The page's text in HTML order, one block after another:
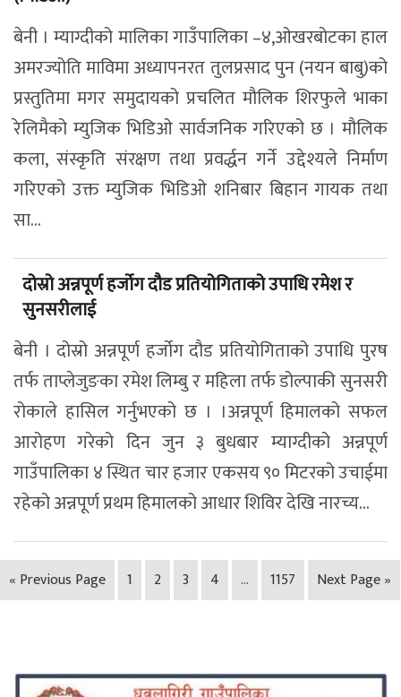
बेनी । म्याग्दीको मालिका गाउँपालिका –४,ओखरबोटका हाल
अमरज्योति माविमा अध्यापनरत तुलप्रसाद पुन (नयन बाबु)को
प्रस्तुतिमा मगर समुदायको प्रचलित मौलिक शिरफुले भाका
रेलिमैको म्युजिक भिडिओ सार्वजनिक गरिएको छ । मौलिक
कला, संस्कृति संरक्षण तथा प्रवर्द्धन गर्ने उद्देश्यले निर्माण
गरिएको उक्त म्युजिक भिडिओ शनिबार बिहान गायक तथा
सा...
दोस्रो अन्नपूर्ण हर्जोग दौड प्रतियोगिताको उपाधि रमेश र
सुनसरीलाई
बेनी । दोस्रो अन्नपूर्ण हर्जोग दौड प्रतियोगिताको उपाधि पुरष
तर्फ ताप्लेजुङका रमेश लिम्बु र महिला तर्फ डोल्पाकी सुनसरी
रोकाले हासिल गर्नुभएको छ । ।अन्नपूर्ण हिमालको सफल
आरोहण गरेको दिन जुन ३ बुधबार म्याग्दीको अन्नपूर्ण
गाउँपालिका ४ स्थित चार हजार एकसय ९० मिटरको उचाईमा
रहेको अन्नपूर्ण प्रथम हिमालको आधार शिविर देखि नारच्य...
« Previous Page 1 2 3 4 … 1157 Next Page »